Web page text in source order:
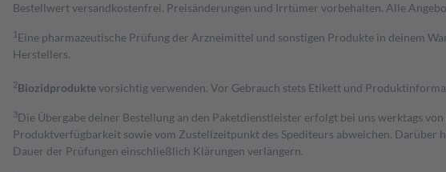
Bestell­wert versand­kosten­frei. Preisänderungen und Irrtümer vorbehalten. Alle
1 Eine pharmazeutische Prüfung der Arzneimittel und sonstigen Produkte in deinem
Herstellers.
2Biozidproduktevorsichtig verwenden. Vor Gebrauch stets Etikett und
3Die Übergabe deiner Bestellung an den Paketdienstleister erfolgt bei uns werktags
Produktverfügbarkeit sowie vom Zustellzeitpunkt des Spediteurs abweichen.
Dauer der Prüfungen einschließlich Klärungen verlängern.